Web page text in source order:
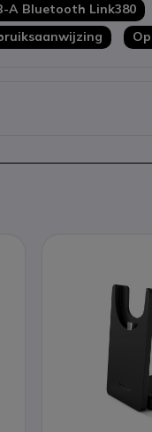
A Bluetooth Link380